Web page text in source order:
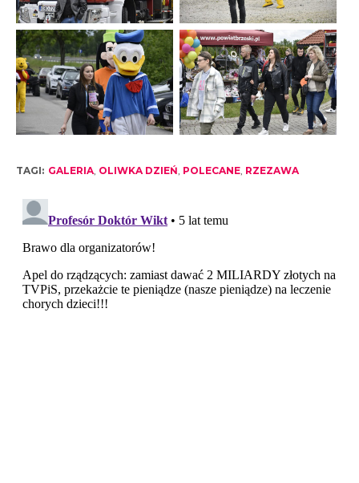
TAGI: GALERIA, OLIWKA DZIEŃ POLECANE, RZEZAWA